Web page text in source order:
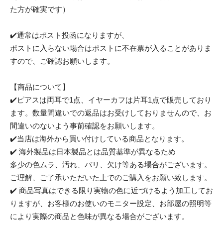
た方が確実です）
✔️通常はポスト投函になりますが、
ポストに入らない場合はポストに不在票が入ることがありま
すので、ご確認お願いします。
【商品について】
✔️ピアスは両耳で1点、イヤーカフは片耳1点で販売しており
ます。数量間違いでの返品はお受けしておりませんので、お
間違いのないよう事前確認をお願いします。
✔️当店は海外から買い付けしている商品となります。
✔️ 海外製品は日本製品とは品質基準が異なるため
多少の色ムラ、汚れ、バリ、欠け等ある場合がございます。
ご理解、ご了承いただいた上でのご購入をお願い致します。
✔️ 商品写真はできる限り実物の色に近づけるよう加工してお
りますが、お客様のお使いのモニター設定、お部屋の照明等
により実際の商品と色味が異なる場合がございます。